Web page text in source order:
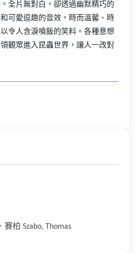
全片無對白，卻透過幽默精巧的
可愛逗趣的音效，時而溫馨、時
令人含淚噴飯的笑料。各種意想
觀眾進入昆蟲世界，讓人一改對
柏 Szabo, Thomas